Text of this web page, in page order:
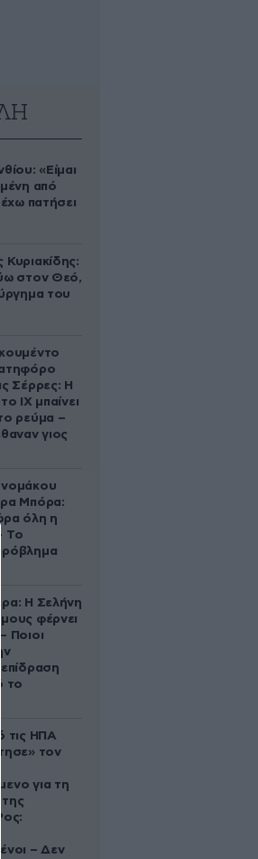
«Είμαι
από
πατήσει
Κυριακίδης:
στον Θεό,
του
Σέρρες: Η
ΙΧ μπαίνει
ρεύμα –
γιος
Μπόρα:
όλη η
Το
Η Σελήνη
φέρνει
Ποιοι
επίδραση
το
τις ΗΠΑ
τον
για τη
της
– Δεν